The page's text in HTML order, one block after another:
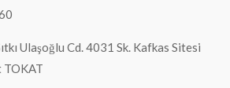
Ulaşoğlu Cd. 4031 Sk. Kafkas Sitesi
TOKAT